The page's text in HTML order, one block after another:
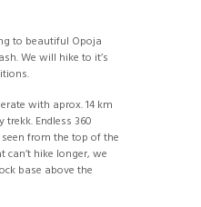
to beautiful Opoja
We will hike to it’s
with aprox. 14 km
Endless 360
from the top of the
hike longer, we
base above the